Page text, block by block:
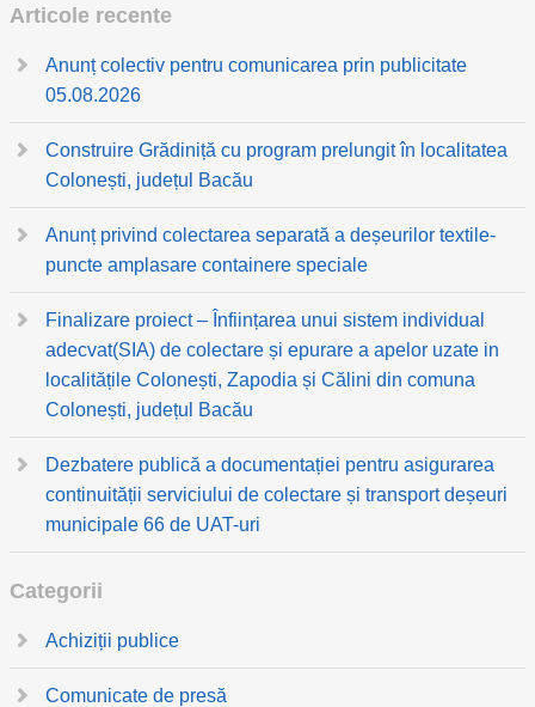
Articole recente
Anunț colectiv pentru comunicarea prin publicitate
05.08.2026
Construire Grădiniță cu program prelungit în localitatea
Colonești, județul Bacău
Anunț privind colectarea separată a deșeurilor textile-
puncte amplasare containere speciale
Finalizare proiect – Înființarea unui sistem individual
adecvat(SIA) de colectare și epurare a apelor uzate in
localitățile Colonești, Zapodia și Călini din comuna
Colonești, județul Bacău
Dezbatere publică a documentației pentru asigurarea
continuității serviciului de colectare și transport deșeuri
municipale 66 de UAT-uri
Categorii
Achiziții publice
Comunicate de presă